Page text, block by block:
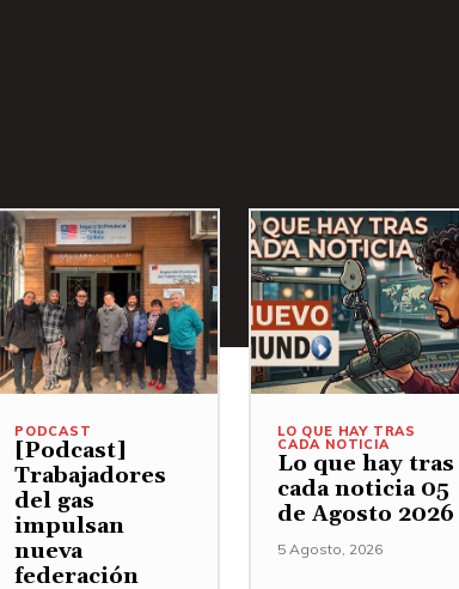
a
j
o
p
a
r
a
a
u
PODCAST
[Podcast]
Trabajadores
del gas
impulsan
nueva
federación
LO QUE HAY TRAS
CADA NOTICIA
Lo que hay tras
cada noticia 05
de Agosto 2026
5 Agosto, 2026